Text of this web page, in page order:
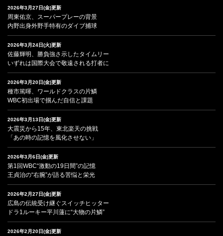
2026年3月27日(金)更新
周東佑京、スーパープレーの背景
内野出身外野手特有のダイブ捕球
2026年3月24日(火)更新
佐藤輝明、勝負強さ示したタイムリー
いずれは国際大会で敬遠される打者に
2026年3月20日(金)更新
種市篤暉、ワールドクラスの片鱗
WBC初出場で掴んだ自信と課題
2026年3月13日(金)更新
大震災から15年、東北楽天の挑戦
「あの時の記憶を風化させない」
2026年3月6日(金)更新
第1回WBC“激動の19日間”の記憶
王貞治の“右腕”が語る苦悩と栄光
2026年2月27日(金)更新
広島の伝統受け継ぐスイッチヒッター
ドラ1ルーキー平川蓮に“大物の片鱗”
2026年2月20日(金)更新